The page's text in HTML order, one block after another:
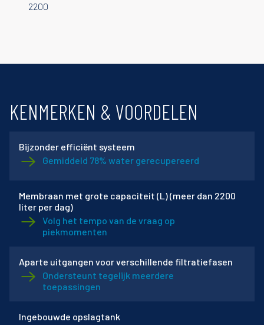
2200
KENMERKEN & VOORDELEN
Bijzonder efficiënt systeem
Gemiddeld 78% water gerecupereerd
Membraan met grote capaciteit (L) (meer dan 2200
liter per dag)
Volg het tempo van de vraag op
piekmomenten
Aparte uitgangen voor verschillende filtratiefasen
Ondersteunt tegelijk meerdere
toepassingen
Ingebouwde opslagtank